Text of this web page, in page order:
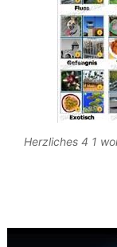
Herzliches 4 1